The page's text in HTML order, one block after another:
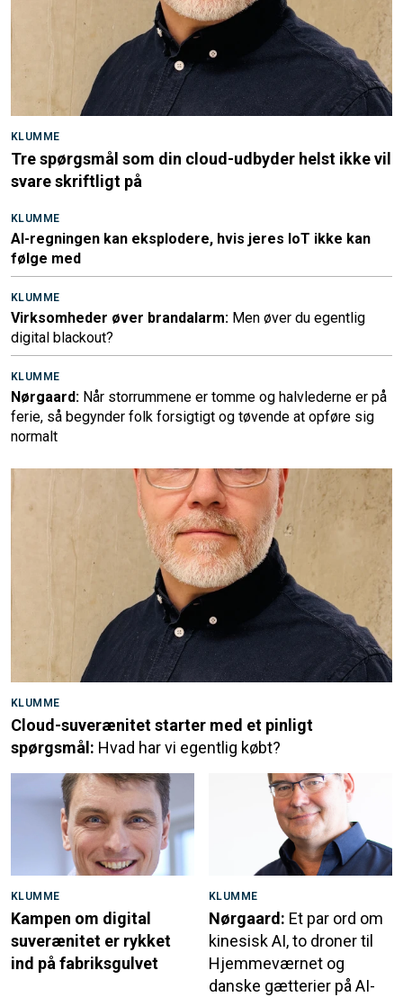
KLUMME
Tre spørgsmål som din cloud-udbyder helst ikke vil
svare skriftligt på
KLUMME
AI-regningen kan eksplodere, hvis jeres IoT ikke kan
følge med
KLUMME
Virksomheder øver brandalarm: Men øver du egentlig
digital blackout?
KLUMME
Nørgaard: Når storrummene er tomme og halvlederne er på
ferie, så begynder folk forsigtigt og tøvende at opføre sig
normalt
KLUMME
Cloud-suverænitet starter med et pinligt
spørgsmål: Hvad har vi egentlig købt?
KLUMME
Kampen om digital
suverænitet er rykket
ind på fabriksgulvet
KLUMME
Nørgaard: Et par ord om
kinesisk AI, to droner til
Hjemmeværnet og
danske gætterier på AI-